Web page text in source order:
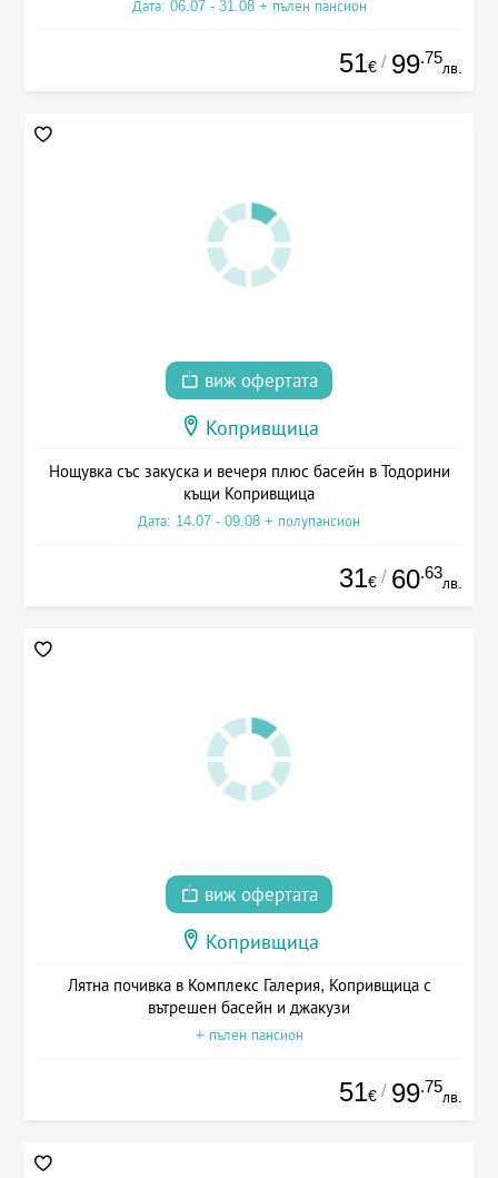
Дата: 06.07 - 31.08 + пълен пансион
51€ / 99.75
лв.
виж офертата
Копривщица
Нощувка със закуска и вечеря плюс басейн в Тодорини
къщи Копривщица
Дата: 14.07 - 09.08 + полупансион
31€ / 60.63
лв.
виж офертата
Копривщица
Лятна почивка в Комплекс Галерия, Копривщица с
вътрешен басейн и джакузи
+ пълен пансион
51€ / 99.75
лв.